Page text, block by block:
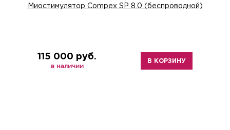
Миостимулятор Compex SP 8.0 (беспроводной)
115 000 руб.
в наличии
В КОРЗИНУ